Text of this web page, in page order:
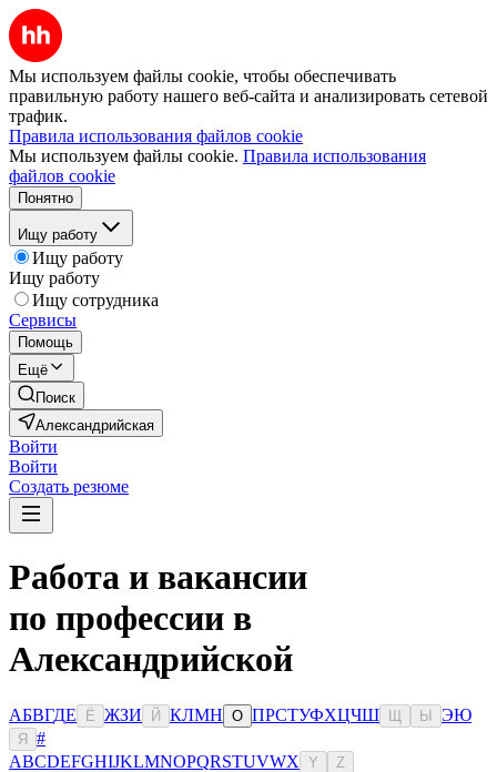
Мы используем файлы cookie, чтобы обеспечивать
правильную работу нашего веб-сайта и анализировать сетевой
трафик.
Правила использования файлов cookie
Мы используем файлы cookie. Правила использования
файлов cookie
Понятно
Ищу работу
Ищу работу
Ищу работу
Ищу сотрудника
Сервисы
Помощь
Ещё
Поиск
Александрийская
Войти
Войти
Создать резюме
Работа и вакансии
по профессии в
Александрийской
АБВГДЕ Ё ЖЗИ Й КЛМН О ПРСТУФХЦЧШ Ы ЭЮ
Я
#
ABCDEFGHIJKLMNOPQRSTUVWX Y Z